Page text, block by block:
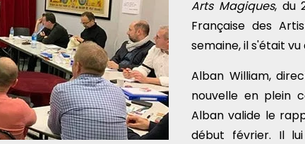
Arts Magiques, du
Française des
semaine, il s'était
Alban William,
nouvelle en plein
Alban valide le
début février. Il